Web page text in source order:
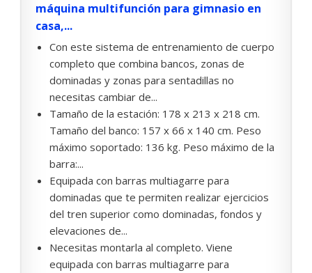
máquina multifunción para gimnasio en
casa,...
Con este sistema de entrenamiento de cuerpo
completo que combina bancos, zonas de
dominadas y zonas para sentadillas no
necesitas cambiar de...
Tamaño de la estación: 178 x 213 x 218 cm.
Tamaño del banco: 157 x 66 x 140 cm. Peso
máximo soportado: 136 kg. Peso máximo de la
barra:...
Equipada con barras multiagarre para
dominadas que te permiten realizar ejercicios
del tren superior como dominadas, fondos y
elevaciones de...
Necesitas montarla al completo. Viene
equipada con barras multiagarre para